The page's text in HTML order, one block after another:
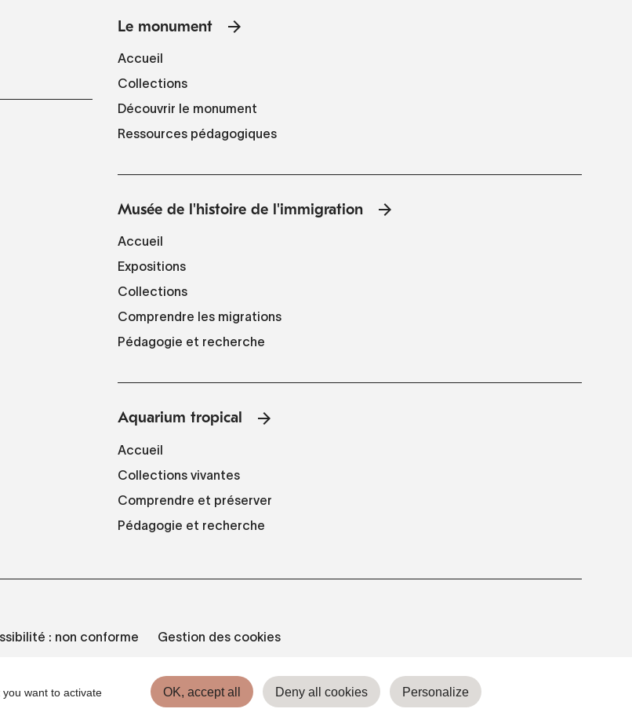
Le monument
Accueil
Collections
Découvrir le monument
Ressources pédagogiques
Musée de l'histoire de l'immigration
Accueil
Expositions
Collections
Comprendre les migrations
Pédagogie et recherche
Aquarium tropical
Accueil
Collections vivantes
Comprendre et préserver
Pédagogie et recherche
: non conforme Gestion des cookies
want to activate OK, accept all Deny all cookies Personalize